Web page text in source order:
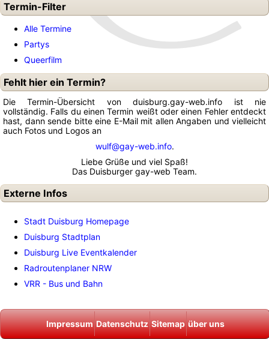
Termin-Filter
Alle Termine
Partys
Queerfilm
Fehlt hier ein Termin?
Die Termin-Übersicht von duisburg.gay-web.info ist nie
vollständig. Falls du einen Termin weißt oder einen Fehler entdeckt
hast, dann sende bitte eine E-Mail mit allen Angaben und vielleicht
auch Fotos und Logos an
wulf@gay-web.info.
Liebe Grüße und viel Spaß!
Das Duisburger gay-web Team.
Externe Infos
Stadt Duisburg Homepage
Duisburg Stadtplan
Duisburg Live Eventkalender
Radroutenplaner NRW
VRR - Bus und Bahn
Impressum Datenschutz Sitemap über uns